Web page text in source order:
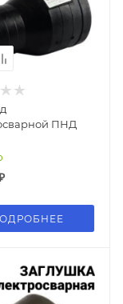
ПНД